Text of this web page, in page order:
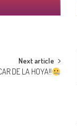
Next article
DE LA HOYA!!